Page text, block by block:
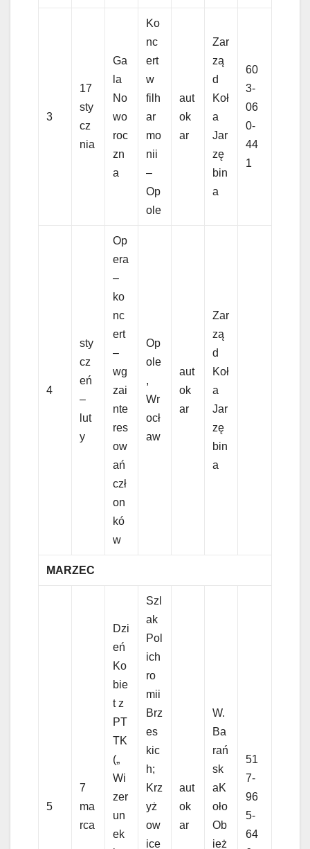
3
17
sty
cz
nia
Ga
la
No
wo
roc
zn
a
Ko
nc
ert
w
filh
ar
mo
nii
–
Op
ole
aut
ok
ar
Zar
zą
d
Koł
a
Jar
zę
bin
a
60
3-
06
0-
44
1
4
sty
cz
eń
–
lut
y
Op
era
–
ko
nc
ert
–
wg
zai
nte
res
ow
ań
czł
on
kó
w
Op
ole
,
Wr
ocł
aw
aut
ok
ar
Zar
zą
d
Koł
a
Jar
zę
bin
a
MARZEC
5
7
ma
rca
Dzi
eń
Ko
bie
t z
PT
TK
(„
Wi
zer
un
ek
Szl
ak
Pol
ich
ro
mii
Brz
es
kic
h;
Krz
yż
ow
ice
aut
ok
ar
W.
Ba
rań
sk
aK
oło
Ob
ież
51
7-
96
5-
64